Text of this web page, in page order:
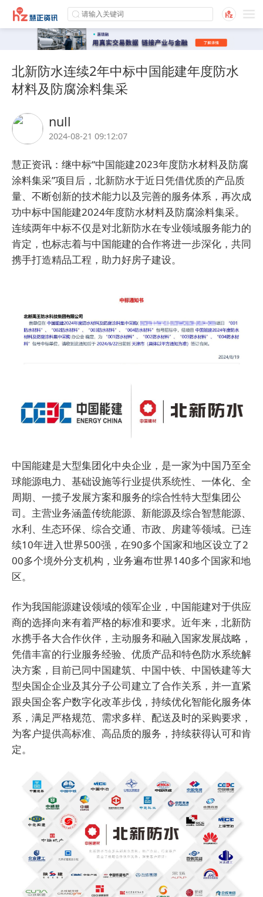
北新防水连续2年中标中国能建年度防水
材料及防腐涂料集采
null
2024-08-21 09:12:07
慧正资讯：继中标“中国能建2023年度防水材料及防腐
涂料集采”项目后，北新防水于近日凭借优质的产品质
量、不断创新的技术能力以及完善的服务体系，再次成
功中标中国能建2024年度防水材料及防腐涂料集采。
连续两年中标不仅是对北新防水在专业领域服务能力的
肯定，也标志着与中国能建的合作将进一步深化，共同
携手打造精品工程，助力好房子建设。
中国能建是大型集团化中央企业，是一家为中国乃至全
球能源电力、基础设施等行业提供系统性、一体化、全
周期、一揽子发展方案和服务的综合性特大型集团公
司。主营业务涵盖传统能源、新能源及综合智慧能源、
水利、生态环保、综合交通、市政、房建等领域。已连
续10年进入世界500强，在90多个国家和地区设立了2
00多个境外分支机构，业务遍布世界140多个国家和地
区。
作为我国能源建设领域的领军企业，中国能建对于供应
商的选择向来有着严格的标准和要求。近年来，北新防
水携手各大合作伙伴，主动服务和融入国家发展战略，
凭借丰富的行业服务经验、优质产品和特色防水系统解
决方案，目前已同中国建筑、中国中铁、中国铁建等大
型央国企企业及其分子公司建立了合作关系，并一直紧
跟央国企客户数字化改革步伐，持续优化智能化服务体
系，满足严格规范、需求多样、配送及时的采购要求，
为客户提供高标准、高品质的服务，持续获得认可和肯
定。